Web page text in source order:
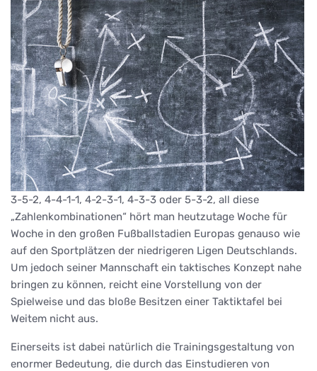
3-5-2, 4-4-1-1, 4-2-3-1, 4-3-3 oder 5-3-2, all diese
„Zahlenkombinationen“ hört man heutzutage Woche für
Woche in den großen Fußballstadien Europas genauso wie
auf den Sportplätzen der niedrigeren Ligen Deutschlands.
Um jedoch seiner Mannschaft ein taktisches Konzept nahe
bringen zu können, reicht eine Vorstellung von der
Spielweise und das bloße Besitzen einer Taktiktafel bei
Weitem nicht aus.
Einerseits ist dabei natürlich die Trainingsgestaltung von
enormer Bedeutung, die durch das Einstudieren von